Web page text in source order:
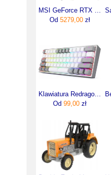
Od 5279,00 zł
Od 99,00 zł